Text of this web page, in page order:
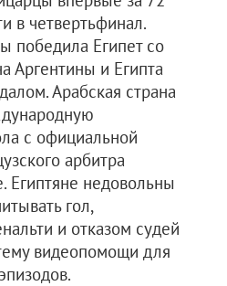
в четвертьфинал.
победила Египет со
Аргентины и Египта
Арабская страна
с официальной
арбитра
Египтяне недовольны
гол,
и отказом судей
видеопомощи для